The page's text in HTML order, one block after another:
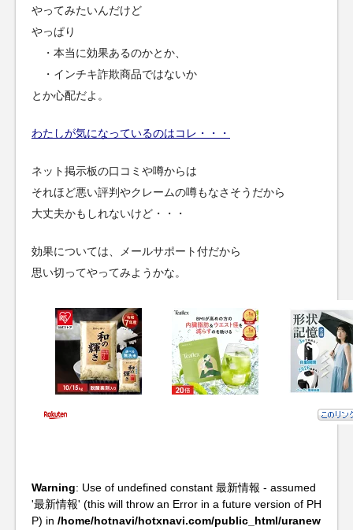
やってみたいんだけど
やっぱり
・本当に効果あるのかとか、
・インチキ詐欺商品ではないか
とか心配だよ。
わたしが気になっているのはコレ・・・
ネット掲示板の口コミや噂からは
それほど悪い評判やクレームの噂もなさそうだから
大丈夫かもしれないけど・・・
効果については、メールサポート付だから
思い切ってやってみようかな。
Warning: Use of undefined constant 最新情報 - assumed
'最新情報' (this will throw an Error in a future version of PH
P) in /home/hotnavi/hotxnavi.com/public_html/uranew